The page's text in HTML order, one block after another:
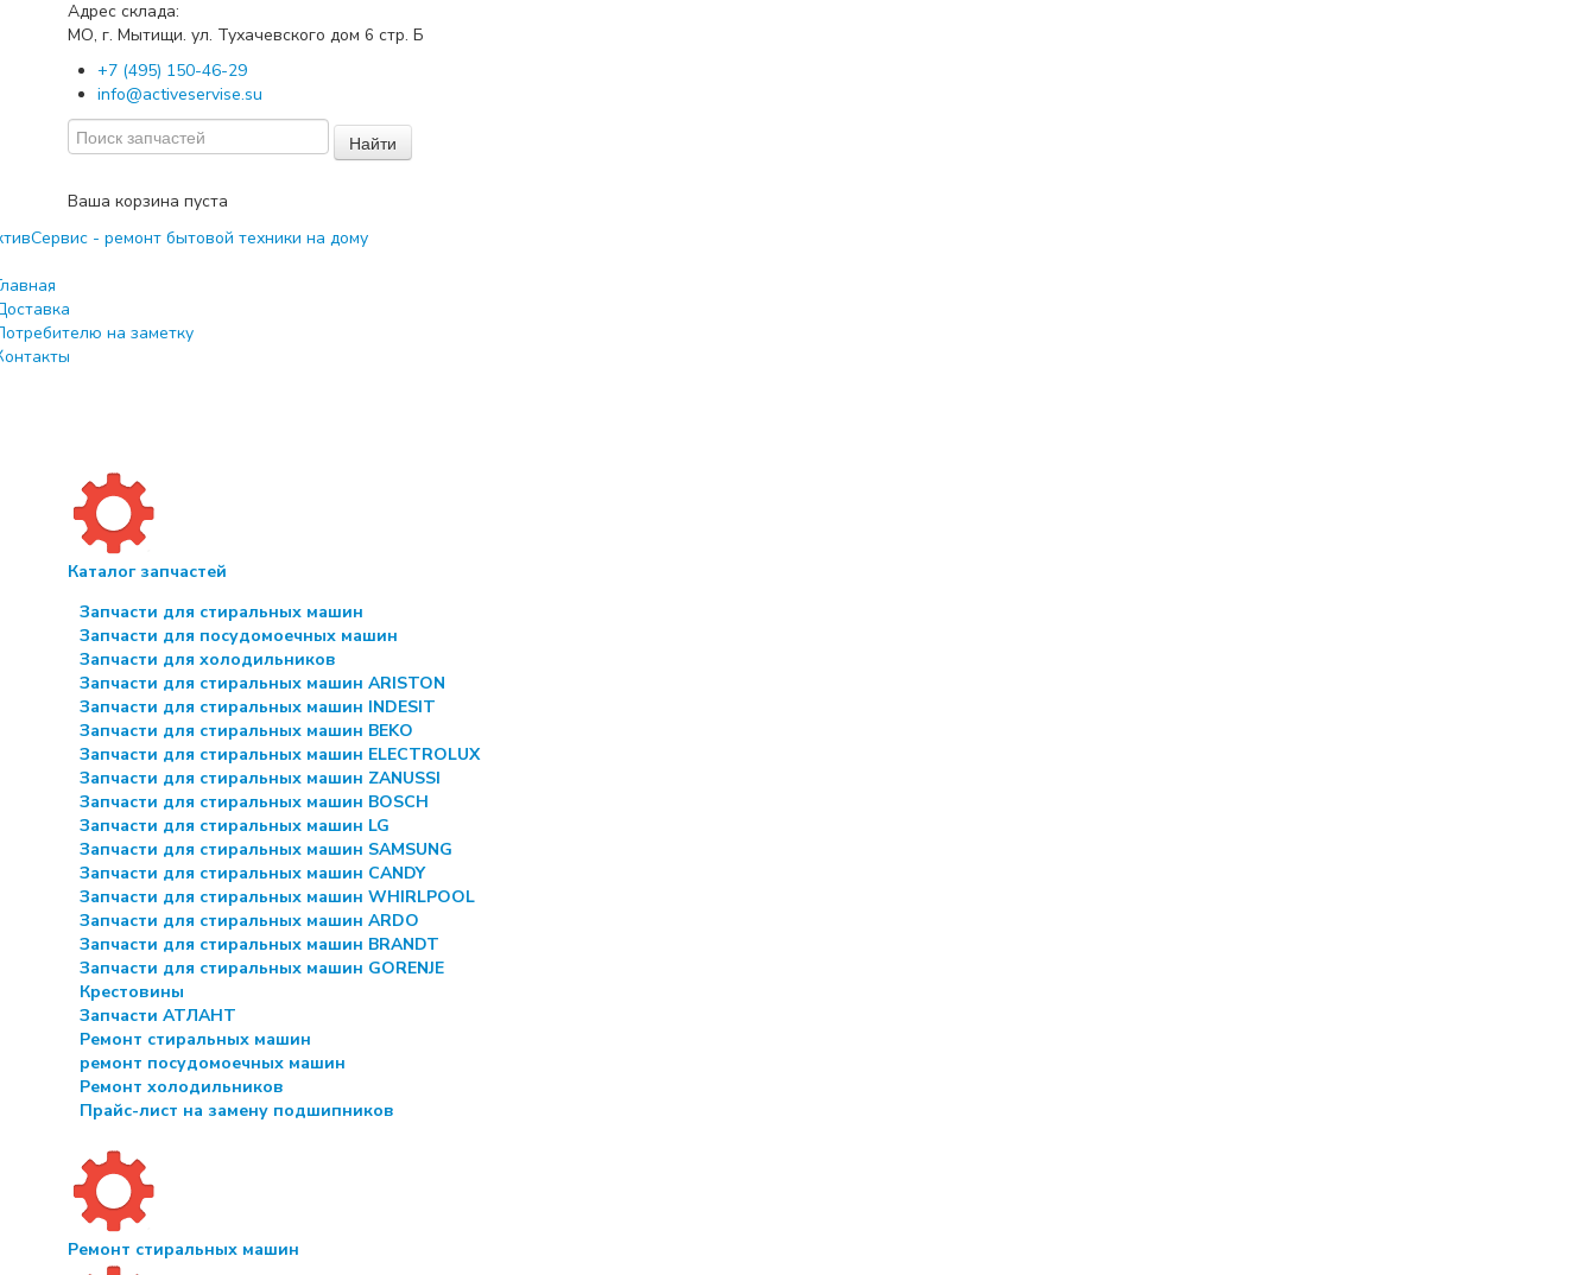
Адрес склада:
МО, г. Мытищи. ул. Тухачевского дом 6 стр. Б
+7 (495) 150-46-29
info@activeservise.su
Найти
Ваша корзина пуста
на заметку
Каталог запчастей
Запчасти для стиральных машин
Запчасти для посудомоечных машин
Запчасти для холодильников
Запчасти для стиральных машин ARISTON
Запчасти для стиральных машин INDESIT
Запчасти для стиральных машин BEKO
Запчасти для стиральных машин ELECTROLUX
Запчасти для стиральных машин ZANUSSI
Запчасти для стиральных машин BOSCH
Запчасти для стиральных машин LG
Запчасти для стиральных машин SAMSUNG
Запчасти для стиральных машин CANDY
Запчасти для стиральных машин WHIRLPOOL
Запчасти для стиральных машин ARDO
Запчасти для стиральных машин BRANDT
Запчасти для стиральных машин GORENJE
Крестовины
Запчасти АТЛАНТ
Ремонт стиральных машин
ремонт посудомоечных машин
Ремонт холодильников
Прайс-лист на замену подшипников
Ремонт стиральных машин